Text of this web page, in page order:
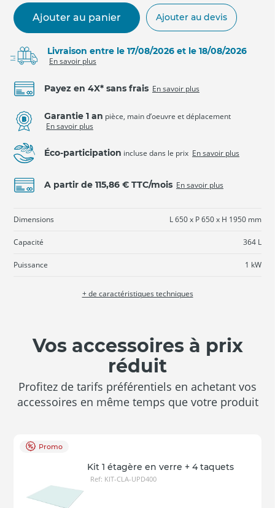
Ajouter au panier Ajouter au devis
Livraison entre le 17/08/2026 et le 18/08/2026
En savoir plus
Payez en 4X* sans frais En savoir plus
Garantie 1 an pièce, main d’oeuvre et déplacement
En savoir plus
Éco-participation incluse dans le prix En savoir plus
A partir de 115,86 € TTC/mois En savoir plus
Dimensions L 650 x P 650 x H 1950 mm
Capacité 364 L
Puissance 1 kW
+ de caractéristiques techniques
Vos accessoires à prix
réduit
Profitez de tarifs préférentiels en achetant vos
accessoires en même temps que votre produit
Promo
Kit 1 étagère en verre + 4 taquets
Ref: KIT-CLA-UPD400